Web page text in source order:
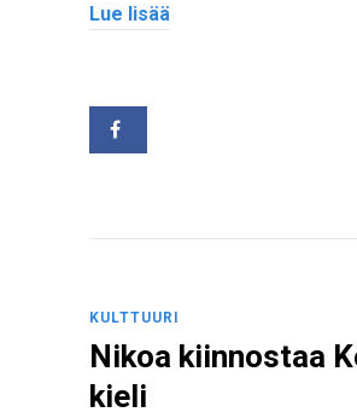
Lue lisää
KULTTUURI
Nikoa kiinnostaa
kieli